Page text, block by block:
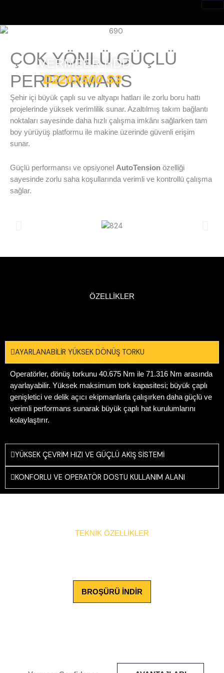
VERMEER HDD
D220X500 S3
ÇOK YÖNLÜ GÜÇLÜ
PERFORMANS
Şehir içi büyük çaplı su ve altyapı hatları ile zorlu boru hattı
projelerinde yüksek verimlilik sunar. Azaltılmış takım bağlantı
noktaları sayesinde daha hızlı çalışma imkânı sağlarken tam
boy yürüyüş platformu ile makine üzerinde güvenli erişim
sunar.
Güçlü performansı ve opsiyonel AutoTension özelliği
sayesinde zorlu saha koşullarında verimli ve kontrollü çalışma
sağlar.
ÖZELLİKLER
AYARLANABİLİR YÜKSEK DÖNÜŞ TORKU
Operatörler, dönüş torkunu 40.675 Nm ile 71.316 Nm arasında
ayarlayabilir. Yüksek maksimum tork kapasitesi; büyük çaplı
genişletici ve delik açıcı ekipmanlarla çalışırken daha güçlü ve
verimli performans sunarak büyük çaplı hat kurulumlarını
kolaylaştırır.
YÜKSEK ÇEVRİM HIZI VE GÜÇLÜ AKIŞ SİSTEMİ
KONFORLU VE OPERATÖR DOSTU KULLANIM ALANI
TEKNİK ÖZELLİKLER
BROŞÜRÜ İNDİR